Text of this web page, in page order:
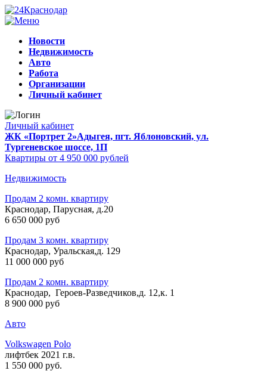
Новости
Недвижимость
Авто
Работа
Организации
Личный кабинет
Личный кабинет
ЖК «Портрет 2»Адыгея, пгт. Яблоновский, ул.
Тургеневское шоссе, 1П
Квартиры от 4 950 000 рублей
Недвижимость
Продам 2 комн. квартиру
Краснодар, Парусная, д.20
6 650 000 руб
Продам 3 комн. квартиру
Краснодар, Уральская,д. 129
11 000 000 руб
Продам 2 комн. квартиру
Краснодар, Героев-Разведчиков,д. 12,к. 1
8 900 000 руб
Авто
Volkswagen Polo
лифтбек 2021 г.в.
1 550 000 руб.